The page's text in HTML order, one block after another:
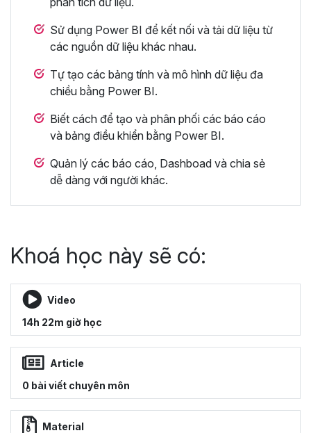
Sử dụng Power BI để kết nối và tải dữ liệu từ
các nguồn dữ liệu khác nhau.
Tự tạo các bảng tính và mô hình dữ liệu đa
chiều bằng Power BI.
Biết cách để tạo và phân phối các báo cáo
và bảng điều khiển bằng Power BI.
Quản lý các báo cáo, Dashboad và chia sẻ
dễ dàng với người khác.
Khoá học này sẽ có:
Video
14h 22m giờ học
Article
0 bài viết chuyên môn
Material